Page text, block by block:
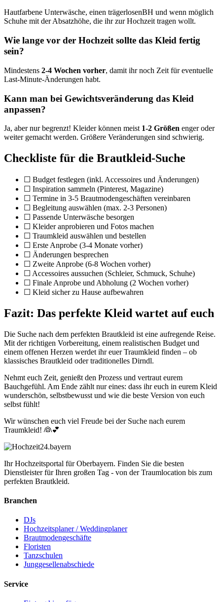
Hautfarbene Unterwäsche, einen trägerlosenBH und wenn möglich
Schuhe mit der Absatzhöhe, die ihr zur Hochzeit tragen wollt.
Wie lange vor der Hochzeit sollte das Kleid fertig
sein?
Mindestens 2-4 Wochen vorher, damit ihr noch Zeit für eventuelle
Last-Minute-Änderungen habt.
Kann man bei Gewichtsveränderung das Kleid
anpassen?
Ja, aber nur begrenzt! Kleider können meist 1-2 Größen enger oder
weiter gemacht werden. Größere Veränderungen sind schwierig.
Checkliste für die Brautkleid-Suche
☐ Budget festlegen (inkl. Accessoires und Änderungen)
☐ Inspiration sammeln (Pinterest, Magazine)
☐ Termine in 3-5 Brautmodengeschäften vereinbaren
☐ Begleitung auswählen (max. 2-3 Personen)
☐ Passende Unterwäsche besorgen
☐ Kleider anprobieren und Fotos machen
☐ Traumkleid auswählen und bestellen
☐ Erste Anprobe (3-4 Monate vorher)
☐ Änderungen besprechen
☐ Zweite Anprobe (6-8 Wochen vorher)
☐ Accessoires aussuchen (Schleier, Schmuck, Schuhe)
☐ Finale Anprobe und Abholung (2 Wochen vorher)
☐ Kleid sicher zu Hause aufbewahren
Fazit: Das perfekte Kleid wartet auf euch
Die Suche nach dem perfekten Brautkleid ist eine aufregende Reise.
Mit der richtigen Vorbereitung, einem realistischen Budget und
einem offenen Herzen werdet ihr euer Traumkleid finden – ob
klassisches Brautkleid oder traditionelles Dirndl.
Nehmt euch Zeit, genießt den Prozess und vertraut eurem
Bauchgefühl. Am Ende zählt nur eines: dass ihr euch in eurem Kleid
wunderschön, selbstbewusst und wie die beste Version von euch
selbst fühlt!
Wir wünschen euch viel Freude bei der Suche nach eurem
Traumkleid! 👰💕
Ihr Hochzeitsportal für Oberbayern. Finden Sie die besten
Dienstleister für Ihren großen Tag - von der Traumlocation bis zum
perfekten Brautkleid.
Branchen
DJs
Hochzeitsplaner / Weddingplaner
Brautmodengeschäfte
Floristen
Tanzschulen
Junggesellenabschiede
Service